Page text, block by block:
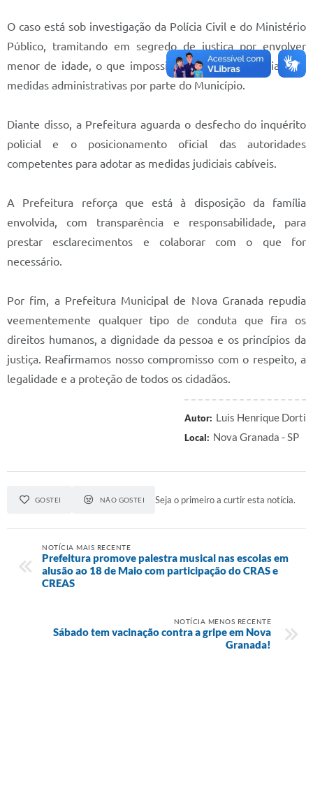
Alistamento Militar
Horário: Médicos e Tec. da Saúde
Perguntas Frequentes
Prefeitura
Iluminação Pública
A Nossa Cidade
Serviços Online
Galeria de Vídeos
Contas Públicas
Links
A Prefeitura
Audiências Publicas
Telefones Úteis
Agenda
O caso está sob investigação da Polícia Civil e do Ministério
Público, tramitando em segredo de justiça por envolver
menor de idade, o que impossibilita a adoção imediata de
medidas administrativas por parte do Município.
Diante disso, a Prefeitura aguarda o desfecho do inquérito
policial e o posicionamento oficial das autoridades
competentes para adotar as medidas judiciais cabíveis.
A Prefeitura reforça que está à disposição da família
envolvida, com transparência e responsabilidade, para
prestar esclarecimentos e colaborar com o que for
necessário.
Por fim, a Prefeitura Municipal de Nova Granada repudia
veementemente qualquer tipo de conduta que fira os
direitos humanos, a dignidade da pessoa e os princípios da
justiça. Reafirmamos nosso compromisso com o respeito, a
legalidade e a proteção de todos os cidadãos.
Autor: Luis Henrique Dorti
Local: Nova Granada - SP
GOSTEI NÃO GOSTEI Seja o primeiro a curtir esta notícia.
NOTÍCIA MAIS RECENTE
Prefeitura promove palestra musical nas escolas em
alusão ao 18 de Maio com participação do CRAS e
CREAS
NOTÍCIA MENOS RECENTE
Sábado tem vacinação contra a gripe em Nova
Granada!